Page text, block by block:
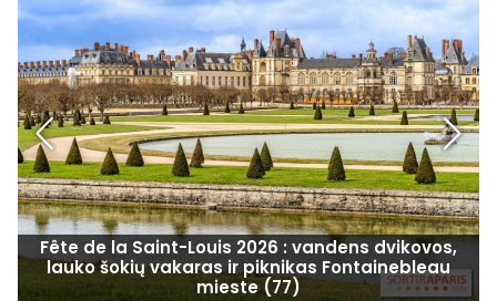
Fête de la Saint-Louis 2026 : vandens dvikovos,
lauko šokių vakaras ir piknikas Fontainebleau
mieste (77)